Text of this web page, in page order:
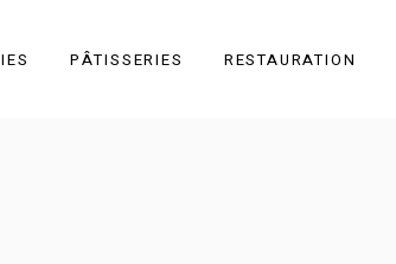
PÂTISSERIES RESTAURATION